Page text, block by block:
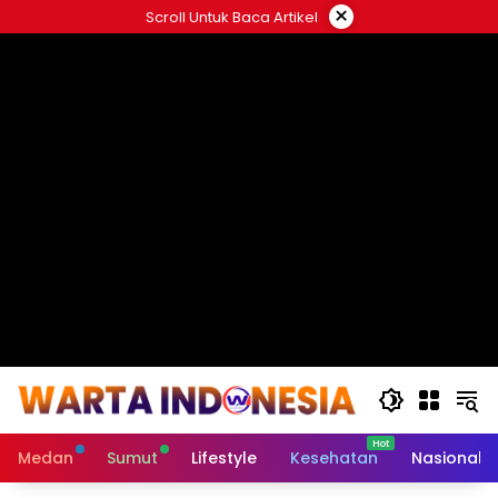
ke
Scroll Untuk Baca Artikel ×
Medan Sumut Lifestyle Kesehatan Nasional